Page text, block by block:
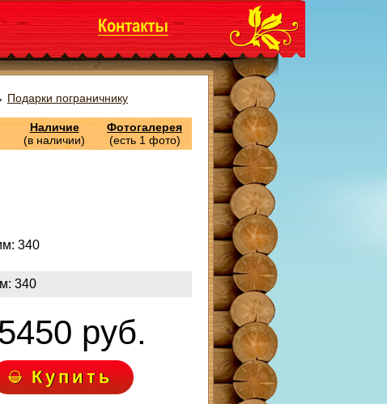
Подарки пограничнику
Наличие
(в наличии)
Фотогалерея
(есть 1 фото)
340
340
руб.
Купить